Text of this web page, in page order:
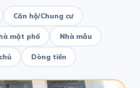
Căn hộ/Chung cư
mặt phố Nhà mẫu
Dòng tiền